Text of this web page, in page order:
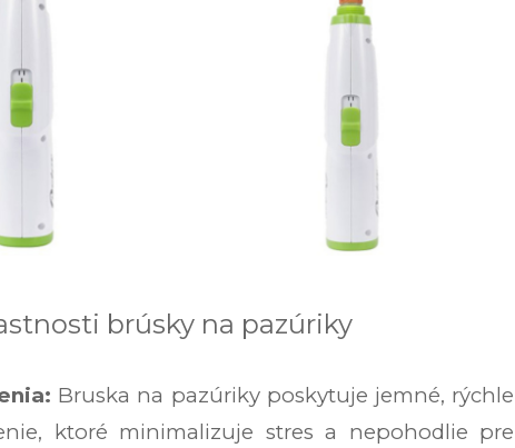
brúsky na pazúriky
Bruska na pazúriky poskytuje jemné, rýchle
ktoré minimalizuje stres a nepohodlie pre